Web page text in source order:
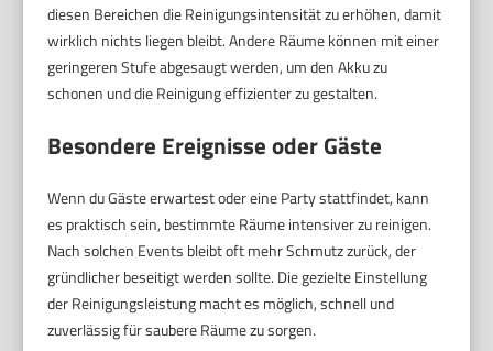
diesen Bereichen die Reinigungsintensität zu erhöhen, damit
wirklich nichts liegen bleibt. Andere Räume können mit einer
geringeren Stufe abgesaugt werden, um den Akku zu
schonen und die Reinigung effizienter zu gestalten.
Besondere Ereignisse oder Gäste
Wenn du Gäste erwartest oder eine Party stattfindet, kann
es praktisch sein, bestimmte Räume intensiver zu reinigen.
Nach solchen Events bleibt oft mehr Schmutz zurück, der
gründlicher beseitigt werden sollte. Die gezielte Einstellung
der Reinigungsleistung macht es möglich, schnell und
zuverlässig für saubere Räume zu sorgen.